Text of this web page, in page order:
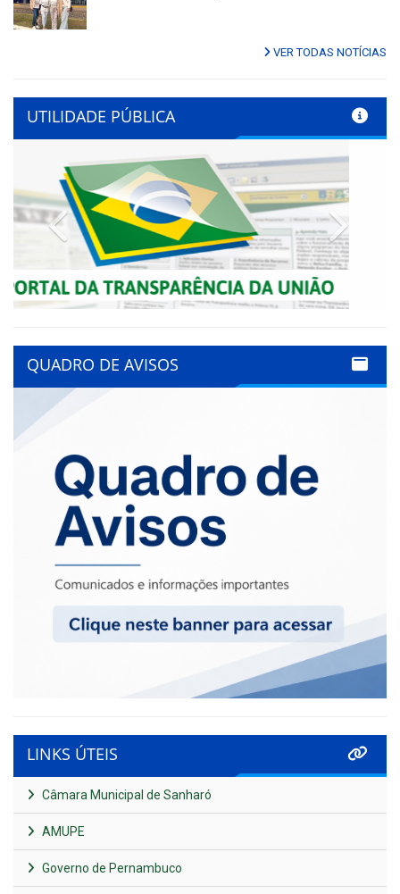
VER TODAS NOTÍCIAS
UTILIDADE PÚBLICA
Previous
QUADRO DE AVISOS
LINKS ÚTEIS
Câmara Municipal de Sanharó
AMUPE
Governo de Pernambuco